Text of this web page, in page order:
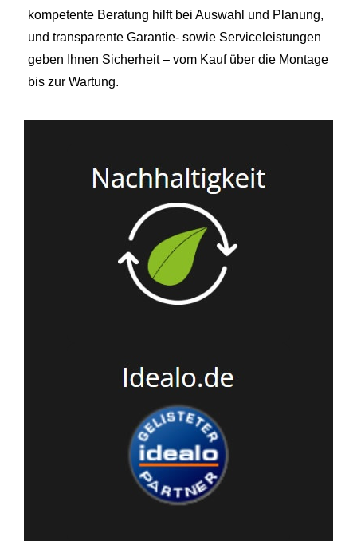
kompetente Beratung hilft bei Auswahl und Planung,
und transparente Garantie‑ sowie Serviceleistungen
geben Ihnen Sicherheit – vom Kauf über die Montage
bis zur Wartung.